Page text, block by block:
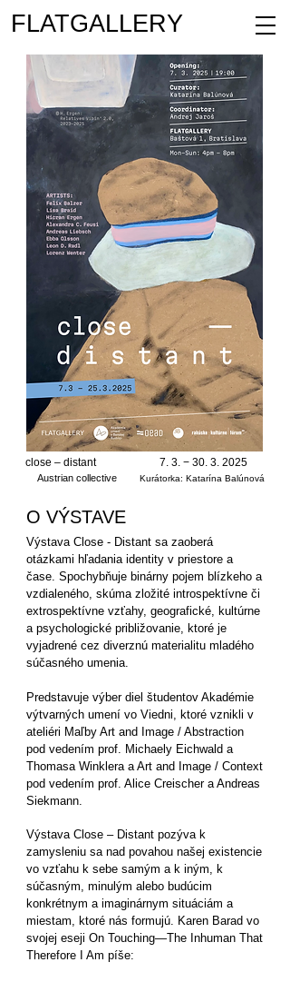
FLATGALLERY
close – distant 7. 3. − 30. 3. 2025
Austrian collective Kurátorka: Katarína Balúnová
O VÝSTAVE
Výstava Close - Distant sa zaoberá
otázkami hľadania identity v priestore a
čase. Spochybňuje binárny pojem blízkeho a
vzdialeného, skúma zložité introspektívne či
extrospektívne vzťahy, geografické, kultúrne
a psychologické približovanie, ktoré je
vyjadrené cez diverznú materialitu mladého
súčasného umenia.
Predstavuje výber diel študentov Akadémie
výtvarných umení vo Viedni, ktoré vznikli v
ateliéri Maľby Art and Image / Abstraction
pod vedením prof. Michaely Eichwald a
Thomasa Winklera a Art and Image / Context
pod vedením prof. Alice Creischer a Andreas
Siekmann.
Výstava Close – Distant pozýva k
zamysleniu sa nad povahou našej existencie
vo vzťahu k sebe samým a k iným, k
súčasným, minulým alebo budúcim
konkrétnym a imaginárnym situáciám a
miestam, ktoré nás formujú. Karen Barad vo
svojej eseji On Touching—The Inhuman That
Therefore I Am píše: